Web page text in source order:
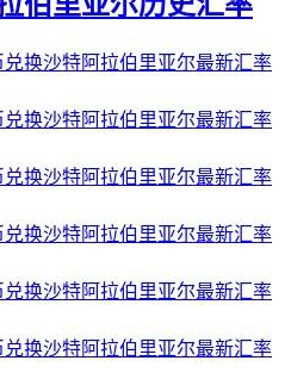
兑换沙特阿拉伯里亚尔最新汇率
兑换沙特阿拉伯里亚尔最新汇率
兑换沙特阿拉伯里亚尔最新汇率
兑换沙特阿拉伯里亚尔最新汇率
兑换沙特阿拉伯里亚尔最新汇率
兑换沙特阿拉伯里亚尔最新汇率